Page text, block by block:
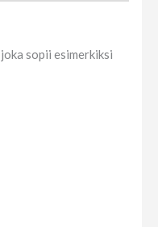
sopii esimerkiksi